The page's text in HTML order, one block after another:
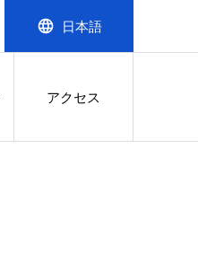
language 日本語
アクセス